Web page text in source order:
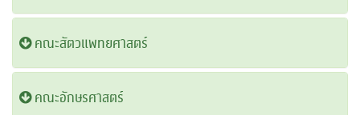
คณะสัตวแพทยศาสตร์
คณะอักษรศาสตร์